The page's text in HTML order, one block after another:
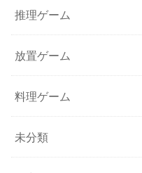
推理ゲーム
放置ゲーム
料理ゲーム
未分類